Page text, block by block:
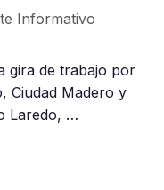
Informativo
gira de trabajo por
Ciudad Madero y
Laredo, …